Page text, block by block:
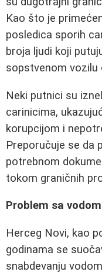
Kao što je
posledica sporih
broja ljudi koji
sopstvenom vozilu
Neki putnici su
carinicima,
korupcijom i
Preporučuje se da
potrebnom
tokom graničnih
Problem sa
Herceg Novi, kao
godinama se
snabdevanju